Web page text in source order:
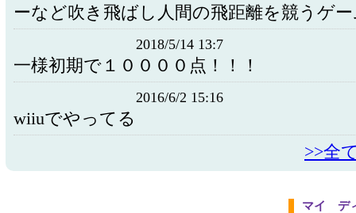
ーなど吹き飛ばし人間の飛距離を競うゲ
2018/5/14 13:7
一様初期で１００００点！！！
2016/6/2 15:16
wiiuでやってる
>>全
マイ デ